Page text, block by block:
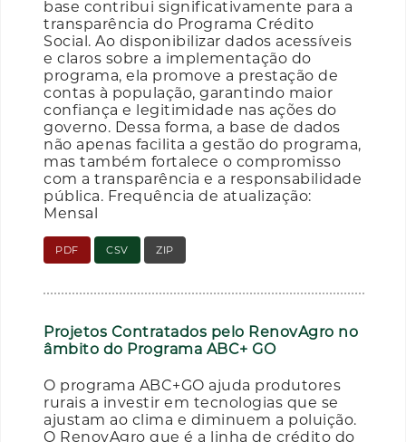
base contribui significativamente para a
transparência do Programa Crédito
Social. Ao disponibilizar dados acessíveis
e claros sobre a implementação do
programa, ela promove a prestação de
contas à população, garantindo maior
confiança e legitimidade nas ações do
governo. Dessa forma, a base de dados
não apenas facilita a gestão do programa,
mas também fortalece o compromisso
com a transparência e a responsabilidade
pública. Frequência de atualização:
Mensal
PDF CSV ZIP
Projetos Contratados pelo RenovAgro no
âmbito do Programa ABC+ GO
O programa ABC+GO ajuda produtores
rurais a investir em tecnologias que se
ajustam ao clima e diminuem a poluição.
O RenovAgro que é a linha de crédito do